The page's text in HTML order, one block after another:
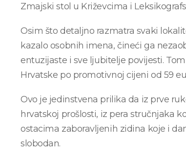
Zmajski stol u Križevcima i
Osim što detaljno razmatra svaki
kazalo osobnih imena, čineći ga
entuzijaste i sve ljubitelje povijesti.
Hrvatske po promotivnoj cijeni od 59
Ovo je jedinstvena prilika da iz prve
hrvatskoj prošlosti, iz pera stručnjaka
ostacima zaboravljenih zidina koje i
slobodan.